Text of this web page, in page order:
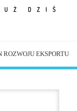
ROZWOJU EKSPORTU